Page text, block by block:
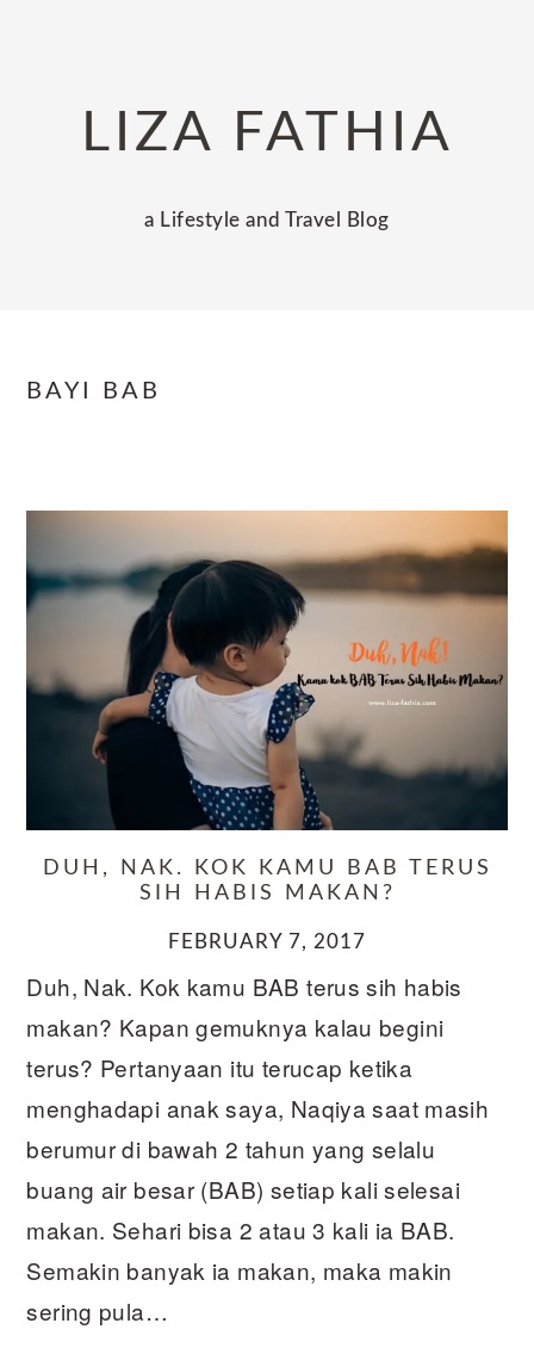
navigationLIZA FATHIA
a Lifestyle and Travel Blog
BAYI BAB
DUH, NAK. KOK KAMU BAB TERUS
SIH HABIS MAKAN?
FEBRUARY 7, 2017
Duh, Nak. Kok kamu BAB terus sih habis
makan? Kapan gemuknya kalau begini
terus? Pertanyaan itu terucap ketika
menghadapi anak saya, Naqiya saat masih
berumur di bawah 2 tahun yang selalu
buang air besar (BAB) setiap kali selesai
makan. Sehari bisa 2 atau 3 kali ia BAB.
Semakin banyak ia makan, maka makin
sering pula…